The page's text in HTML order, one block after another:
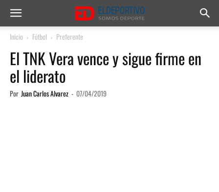
Inicio Fútbol Preferente
El TNK Vera vence y sigue firme en
el liderato
Por Juan Carlos Alvarez - 07/04/2019